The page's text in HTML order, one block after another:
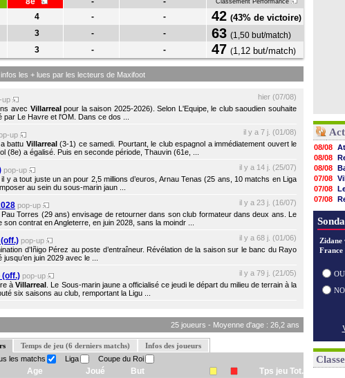
Classement Performance
4 - - 42 (43% de victoire)
3 - - 63 (1,50 but/match)
3 - - 47 (1,12 but/match)
les + lues par les lecteurs de Maxifoot
up
hier (07/08)
avec Villarrealpour la saison 2025-2026). Selon L'Equipe, le club saoudien souhaite
par Le Havre et l'OM. Dans ce dos ...
up
il y a 7 j. (01/08)
battu Villarreal(3-1) ce samedi. Pourtant, le club espagnol a immédiatement ouvert le
(8e) a égalisé. Puis en seconde période, Thauvin (61e, ...
pop-up
il y a 14 j. (25/07)
y a tout juste un an pour 2,5 millions d’euros, Arnau Tenas (25 ans, 10 matchs en Liga
au sein du sous-marin jaun ...
pop-up
il y a 23 j. (16/07)
Torres (29 ans) envisage de retourner dans son club formateur dans deux ans. Le
contrat en Angleterre, en juin 2028, sans la moindr ...
pop-up
il y a 68 j. (01/06)
d’Iñigo Pérez au poste d’entraîneur. Révélation de la saison sur le banc du Rayo
juin 2029 avec le ...
(off.) pop-up
il y a 79 j. (21/05)
àVillarreal . Le Sous-marin jaune a officialisé ce jeudi le départ du milieu de terrain à la
six saisons au club, remportant la Ligu ...
25 joueurs - Moyenne d'age : 26,2 ans
Temps de jeu (6 derniers matchs)
Infos des joueurs
les matchs
Liga Coupe du Roi
Age Joué But Tps jeu Tot.
08/08
08/08
08/08
07/08
07/08
07/08
07/08
07/08
07/08
07/08
06/08
06/08
06/08
Zidane
France